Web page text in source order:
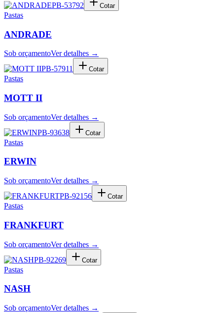
PB-53792
Cotar
Pastas
ANDRADE
Sob orçamentoVer detalhes →
PB-57911
Cotar
Pastas
MOTT II
Sob orçamentoVer detalhes →
PB-93638
Cotar
Pastas
ERWIN
Sob orçamentoVer detalhes →
PB-92156
Cotar
Pastas
FRANKFURT
Sob orçamentoVer detalhes →
PB-92269
Cotar
Pastas
NASH
Sob orçamentoVer detalhes →